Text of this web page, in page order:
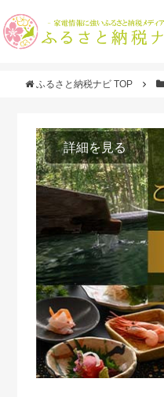
ふるさと納税ナビ TOP
詳細を見る